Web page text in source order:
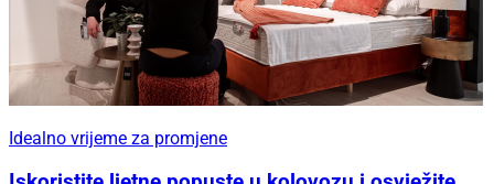
Idealno vrijeme za promjene